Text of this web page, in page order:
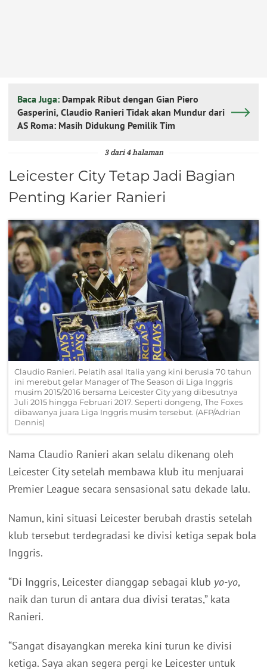
Baca Juga: Dampak Ribut dengan Gian Piero
Gasperini, Claudio Ranieri Tidak akan Mundur dari
AS Roma: Masih Didukung Pemilik Tim
3 dari 4 halaman
Leicester City Tetap Jadi Bagian
Penting Karier Ranieri
Claudio Ranieri. Pelatih asal Italia yang kini berusia 70 tahun
ini merebut gelar Manager of The Season di Liga Inggris
musim 2015/2016 bersama Leicester City yang dibesutnya
Juli 2015 hingga Februari 2017. Seperti dongeng, The Foxes
dibawanya juara Liga Inggris musim tersebut. (AFP/Adrian
Dennis)
Nama Claudio Ranieri akan selalu dikenang oleh
Leicester City setelah membawa klub itu menjuarai
Premier League secara sensasional satu dekade lalu.
Namun, kini situasi Leicester berubah drastis setelah
klub tersebut terdegradasi ke divisi ketiga sepak bola
Inggris.
“Di Inggris, Leicester dianggap sebagai klub yo-yo,
naik dan turun di antara dua divisi teratas,” kata
Ranieri.
“Sangat disayangkan mereka kini turun ke divisi
ketiga. Saya akan segera pergi ke Leicester untuk